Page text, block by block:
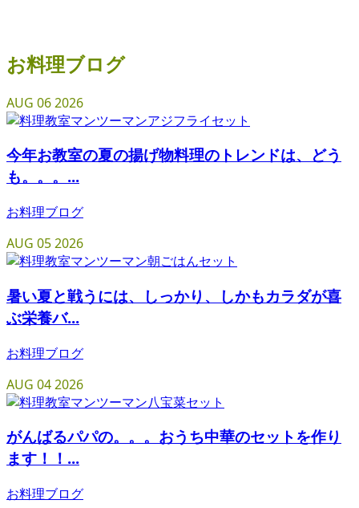
お料理ブログ
AUG 062026
今年お教室の夏の揚げ物料理のトレンドは、どう
も。。。...
お料理ブログ
AUG 052026
暑い夏と戦うには、しっかり、しかもカラダが喜
ぶ栄養バ...
お料理ブログ
AUG 042026
がんばるパパの。。。おうち中華のセットを作り
ます！！...
お料理ブログ